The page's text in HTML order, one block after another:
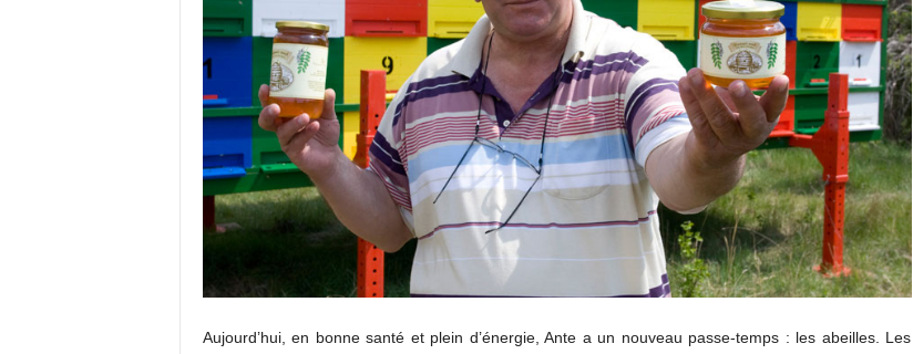
Aujourd’hui, en bonne santé et plein d’énergie, Ante a un nouveau passe-temps : les abeilles. Les